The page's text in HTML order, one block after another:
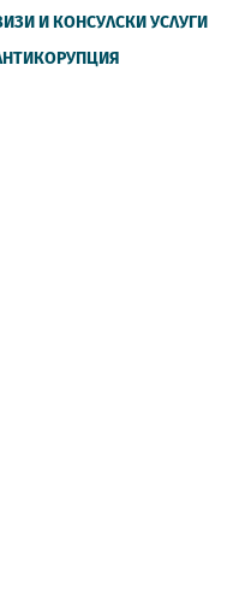
И КОНСУЛСКИ УСЛУГИ